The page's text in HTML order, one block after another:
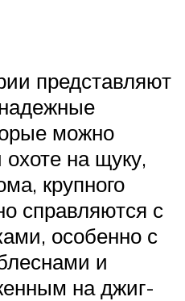
представляют
можно
охоте на щуку,
крупного
справляются с
особенно с
и
на джиг-